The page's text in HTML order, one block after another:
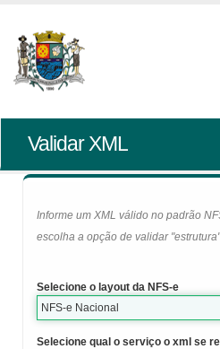
Validar XML
Informe um XML válido no padrão
escolha a opção de validar
Selecione o layout da NFS-e
NFS-e Nacional
Selecione qual o serviço o xml se